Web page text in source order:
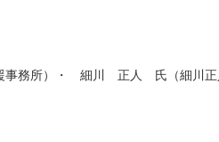
所）・ 細川 正人 氏（細川正人